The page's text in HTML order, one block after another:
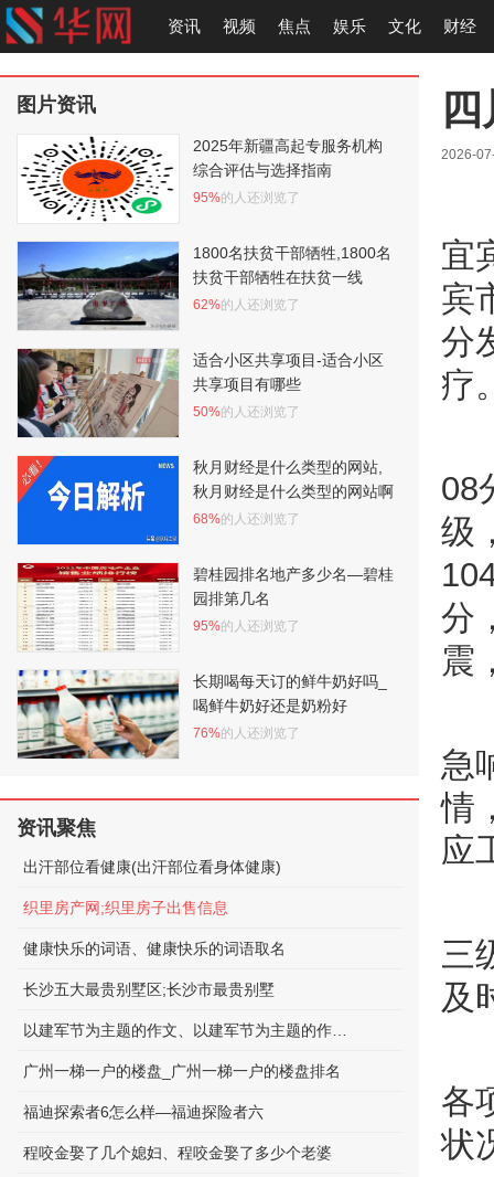
资讯 视频 焦点 娱乐 文化 财经
2026-
宜
宾
分
疗
08
级
分
震
急
情
应
三
及
各
状
图片资讯
2025年新疆高起专服务机构
综合评估与选择指南
95%的人还浏览了
1800名扶贫干部牺牲,1800名
扶贫干部牺牲在扶贫一线
62%的人还浏览了
适合小区共享项目-适合小区
共享项目有哪些
50%的人还浏览了
秋月财经是什么类型的网站,
秋月财经是什么类型的网站啊
68%的人还浏览了
碧桂园排名地产多少名—碧桂
园排第几名
95%的人还浏览了
长期喝每天订的鲜牛奶好吗_
喝鲜牛奶好还是奶粉好
76%的人还浏览了
资讯聚焦
出汗部位看健康(出汗部位看身体健康)
织里房产网;织里房子出售信息
健康快乐的词语、健康快乐的词语取名
长沙五大最贵别墅区;长沙市最贵别墅
广州一梯一户的楼盘_广州一梯一户的楼盘排名
福迪探索者6怎么样—福迪探险者六
程咬金娶了几个媳妇、程咬金娶了多少个老婆